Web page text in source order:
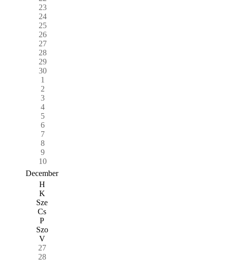
23
24
25
26
27
28
29
30
1
2
3
4
5
6
7
8
9
10
December
H
K
Sze
Cs
P
Szo
V
27
28